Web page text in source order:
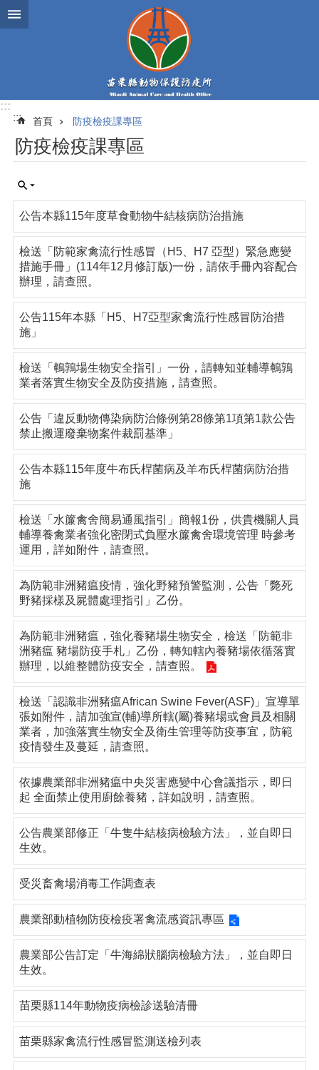
跳到主要內容區塊
:::
:::
首頁 防疫檢疫課專區
防疫檢疫課專區
公告本縣115年度草食動物牛結核病防治措施
檢送「防範家禽流行性感冒（H5、H7 亞型）緊急應變
措施手冊」(114年12月修訂版)一份，請依手冊內容配合
辦理，請查照。
公告115年本縣「H5、H7亞型家禽流行性感冒防治措
施」
檢送「鵪鶉場生物安全指引」一份，請轉知並輔導鵪鶉
業者落實生物安全及防疫措施，請查照。
公告「違反動物傳染病防治條例第28條第1項第1款公告
禁止搬運廢棄物案件裁罰基準」
公告本縣115年度牛布氏桿菌病及羊布氏桿菌病防治措
施
檢送「水簾禽舍簡易通風指引」簡報1份，供貴機關人員
輔導養禽業者強化密閉式負壓水簾禽舍環境管理 時參考
運用，詳如附件，請查照。
為防範非洲豬瘟疫情，強化野豬預警監測，公告「斃死
野豬採樣及屍體處理指引」乙份。
為防範非洲豬瘟，強化養豬場生物安全，檢送「防範非
洲豬瘟 豬場防疫手札」乙份，轉知轄內養豬場依循落實
辦理，以維整體防疫安全，請查照。
檢送「認識非洲豬瘟African Swine Fever(ASF)」宣導單
張如附件，請加強宣(輔)導所轄(屬)養豬場或會員及相關
業者，加強落實生物安全及衛生管理等防疫事宜，防範
疫情發生及蔓延，請查照。
依據農業部非洲豬瘟中央災害應變中心會議指示，即日
起 全面禁止使用廚餘養豬，詳如說明，請查照。
公告農業部修正「牛隻牛結核病檢驗方法」，並自即日
生效。
受災畜禽場消毒工作調查表
農業部動植物防疫檢疫署禽流感資訊專區
農業部公告訂定「牛海綿狀腦病檢驗方法」，並自即日
生效。
苗栗縣114年動物疫病檢診送驗清冊
苗栗縣家禽流行性感冒監測送檢列表